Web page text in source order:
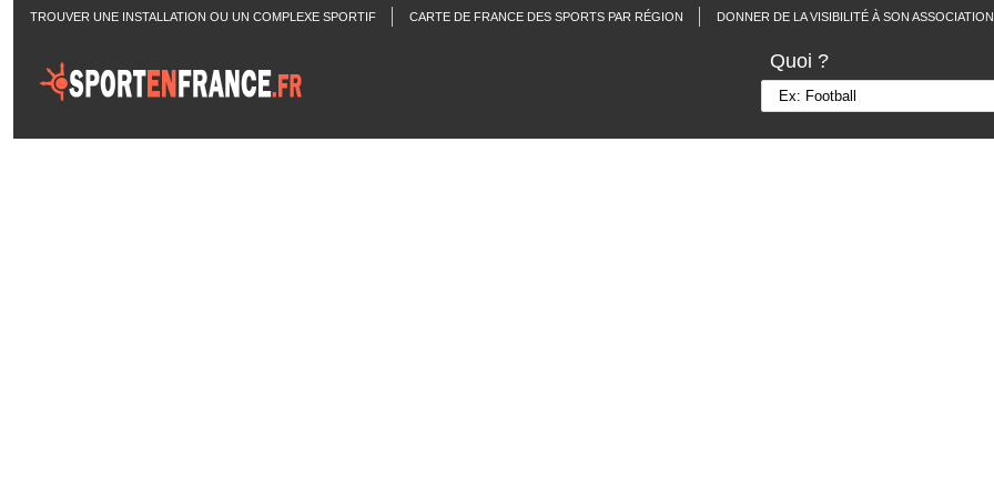
TROUVER UNE INSTALLATION OU UN COMPLEXE SPORTIF CARTE DE FRANCE DES SPORTS PAR RÉGION DONNER DE LA VISIBILITÉ À SON ASSOCIATION
Quoi ?